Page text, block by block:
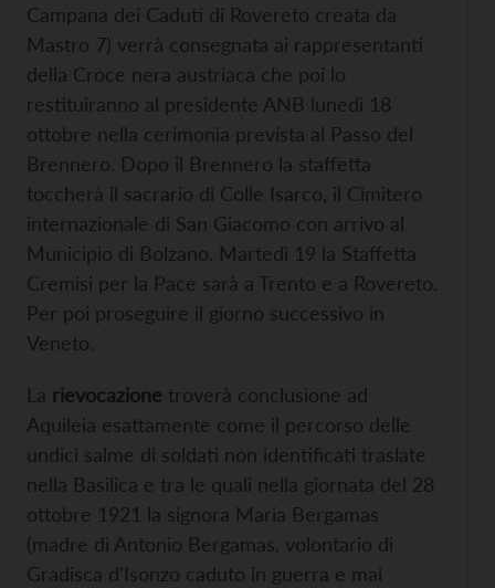
Campana dei Caduti di Rovereto creata da
Mastro 7) verrà consegnata ai rappresentanti
della Croce nera austriaca che poi lo
restituiranno al presidente ANB lunedì 18
ottobre nella cerimonia prevista al Passo del
Brennero. Dopo il Brennero la staffetta
toccherà il sacrario di Colle Isarco, il Cimitero
internazionale di San Giacomo con arrivo al
Municipio di Bolzano. Martedì 19 la Staffetta
Cremisi per la Pace sarà a Trento e a Rovereto.
Per poi proseguire il giorno successivo in
Veneto.
La rievocazione troverà conclusione ad
Aquileia esattamente come il percorso delle
undici salme di soldati non identificati traslate
nella Basilica e tra le quali nella giornata del 28
ottobre 1921 la signora Maria Bergamas
(madre di Antonio Bergamas, volontario di
Gradisca d’Isonzo caduto in guerra e mai